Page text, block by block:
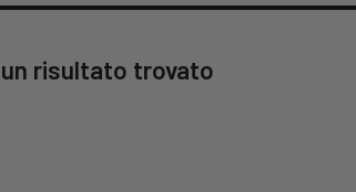
risultato trovato